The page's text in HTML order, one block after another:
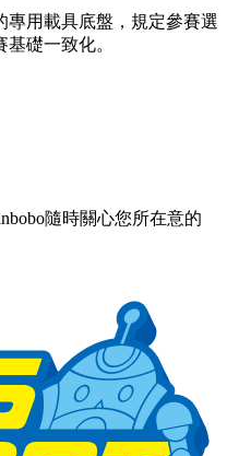
專用載具底盤，規定參賽選
礎一致化。
隨時關心您所在意的